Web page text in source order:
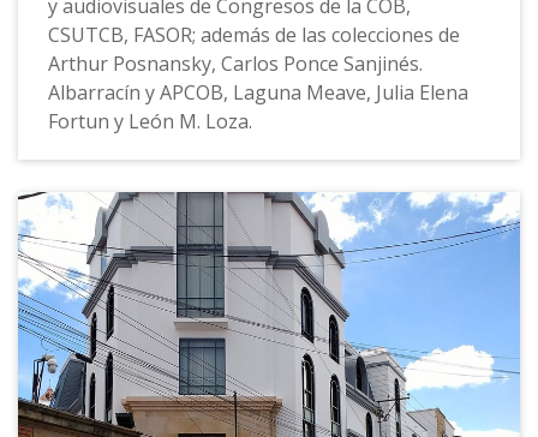
y audiovisuales de Congresos de la COB,
CSUTCB, FASOR; además de las colecciones de
Arthur Posnansky, Carlos Ponce Sanjinés.
Albarracín y APCOB, Laguna Meave, Julia Elena
Fortun y León M. Loza.